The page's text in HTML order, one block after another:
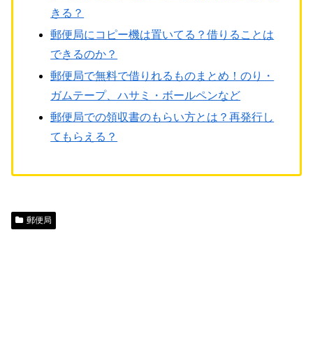
きる？
郵便局にコピー機は置いてる？借りることは
できるのか？
郵便局で無料で借りれるものまとめ！のり・
ガムテープ、ハサミ・ボールペンなど
郵便局での領収書のもらい方とは？再発行し
てもらえる？
郵便局